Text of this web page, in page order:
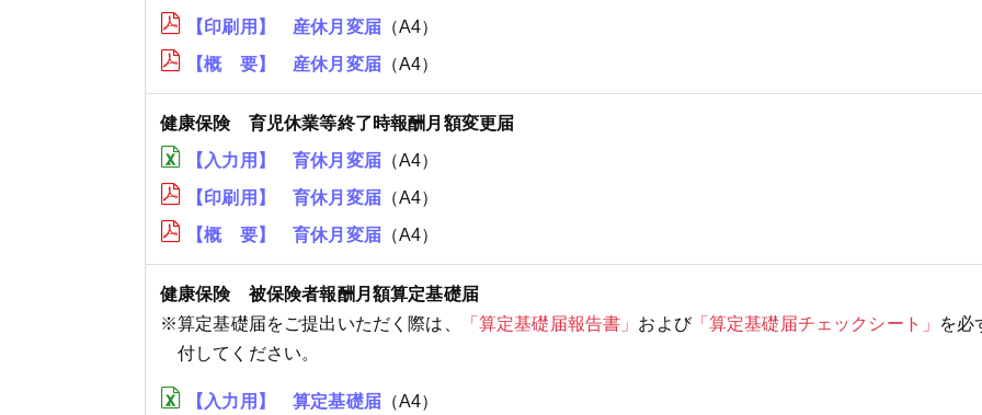
【印刷用】 産休月変届（A4）
【概 要】 産休月変届（A4）
健康保険 育児休業等終了時報酬月額変更届
【入力用】 育休月変届（A4）
【印刷用】 育休月変届（A4）
【概 要】 育休月変届（A4）
健康保険 被保険者報酬月額算定基礎届
※算定基礎届をご提出いただく際は、
「算定基礎届報告書」 および「算定基礎届チェックシート」
を必
付してください。
【入力用】 算定基礎届（A4）